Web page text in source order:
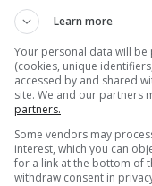
Learn more
Your personal data will
(cookies, unique
accessed by and shared
site. We and our partners
partners.
Some vendors may
interest, which you can
for a link at the bottom of
withdraw consent in